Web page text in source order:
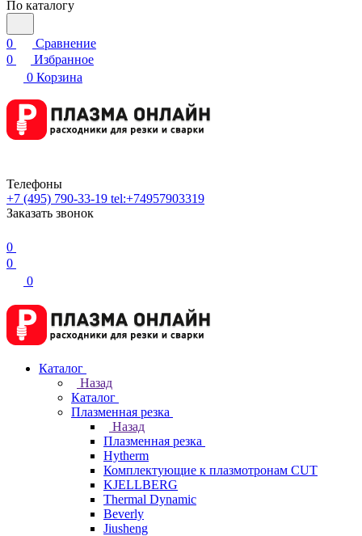
По каталогу
0
Сравнение
0
Избранное
0 Корзина
Телефоны
+7 (495) 790-33-19 tel:+74957903319
Заказать звонок
0
0
0
Каталог
Назад
Каталог
Плазменная резка
Назад
Плазменная резка
Hytherm
Комплектующие к плазмотронам CUT
KJELLBERG
Thermal Dynamic
Beverly
Jiusheng